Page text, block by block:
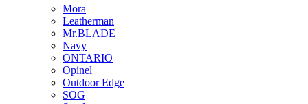
Mora
Leatherman
Mr.BLADE
Navy
ONTARIO
Opinel
Outdoor Edge
SOG